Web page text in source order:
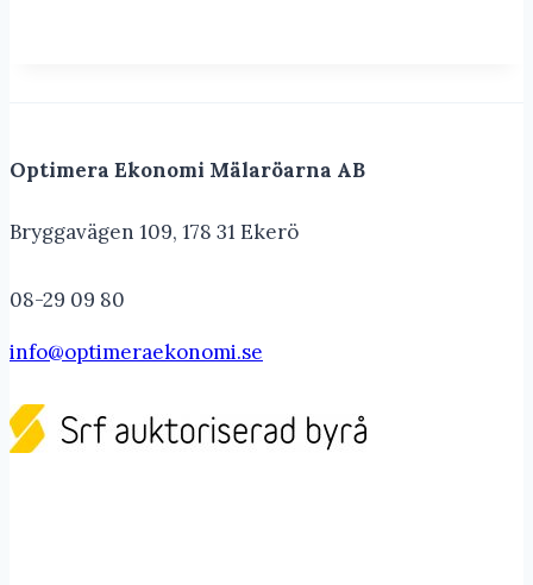
Optimera Ekonomi Mälaröarna AB
Bryggavägen 109, 178 31 Ekerö
08-29 09 80
info@optimeraekonomi.se